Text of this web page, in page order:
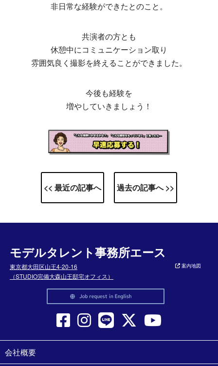
非日常な経験ができたとのこと。
共演者の方とも
休憩中にコミュニケーション取り
雰囲気良く撮影を終えることができました。
今後も経験を
増やしていきましょう！
<< 最近の記事へ 過去の記事へ >>
モデルタレント事務所エース
東京都大田区山王4-20-16
（STUDIO完備大森山王邸宅オフィス）
案内地図
会社概要